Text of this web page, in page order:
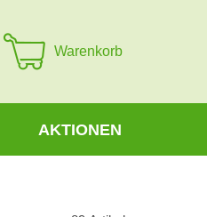
Anmelden
Warenkorb
AKTIONEN